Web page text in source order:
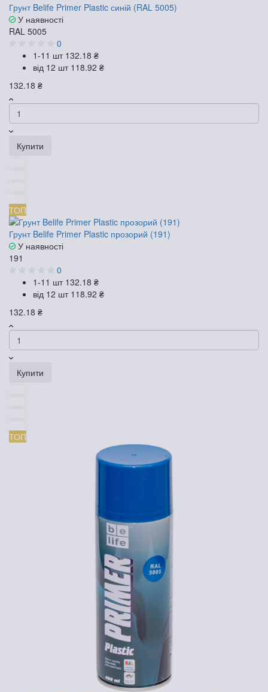
Грунт Belife Primer Plastic синій (RAL 5005)
У наявності
RAL 5005
0
1-11 шт 132.18 ₴
від 12 шт 118.92 ₴
132.18 ₴
Купити
ТОП
Грунт Belife Primer Plastic прозорий (191)
У наявності
191
0
1-11 шт 132.18 ₴
від 12 шт 118.92 ₴
132.18 ₴
Купити
ТОП